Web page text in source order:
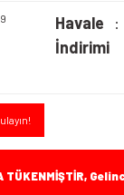
Havale
İndirimi
TÜKENMİŞTİR,